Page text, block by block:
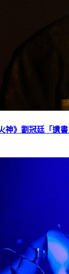
神》劉冠廷「遺